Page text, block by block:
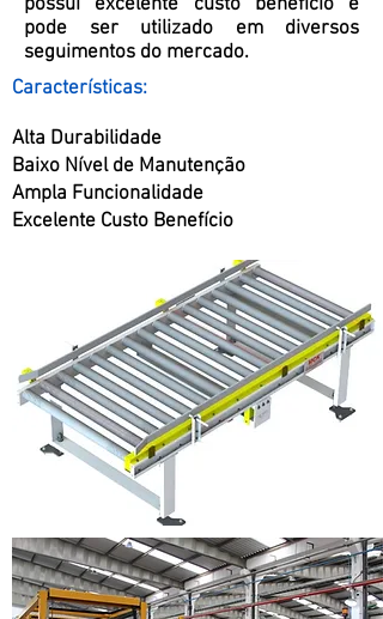
possui excelente custo benefício e
pode ser utilizado em diversos
seguimentos do mercado.
Características:
Alta Durabilidade
Baixo Nível de Manutenção
Ampla Funcionalidade
Excelente Custo Benefício